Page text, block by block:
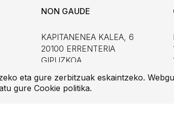
NON GAUDE
KAPITANENEA KALEA, 6
20100 ERRENTERIA
GIPUZKOA
NOLA IRITSI
eta gure zerbitzuak eskaintzeko.
gure Cookie politika.